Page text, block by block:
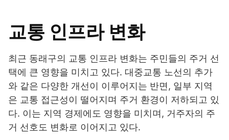
교통 인프라 변화
최근 동래구의 교통 인프라 변화는 주민들의 주거 선
택에 큰 영향을 미치고 있다. 대중교통 노선의 추가
와 같은 다양한 개선이 이루어지는 반면, 일부 지역
은 교통 접근성이 떨어지며 주거 환경이 저하되고 있
다. 이는 지역 경제에도 영향을 미치며, 거주자의 주
거 선호도 변화로 이어지고 있다.